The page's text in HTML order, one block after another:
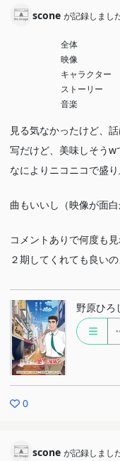
scone が記録しまし
全体
映像
キャラクター
ストーリー
音楽
見る気なかったけど、
写だけど、美味しそうw
なによりニコニコで盛
曲もいいし（映像が面白
コメントありで何度も
２期してくれても良いの
野原ひろ
0
scone が記録しまし